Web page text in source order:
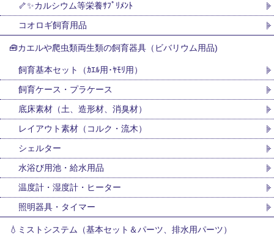
🦴✨カルシウム等栄養ｻﾌﾟﾘﾒﾝﾄ
コオロギ飼育用品
🧰カエルや爬虫類両生類の飼育器具（ビバリウム用品)
飼育基本セット（ｶｴﾙ用･ﾔﾓﾘ用）
飼育ケース・プラケース
底床素材（土、造形材、消臭材）
レイアウト素材（コルク・流木）
シェルター
水浴び用池・給水用品
温度計・湿度計・ヒーター
照明器具・タイマー
💧ミストシステム（基本セット＆パーツ、排水用パーツ）